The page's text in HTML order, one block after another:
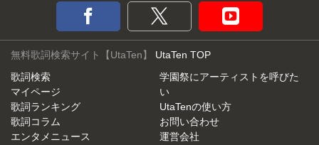
無料歌詞検索サイト【UtaTen】 UtaTen TOP
歌詞検索
マイページ
歌詞ランキング
歌詞コラム
エンタメニュース
学園祭にアーティストを呼びた
い
UtaTenの使い方
お問い合わせ
運営会社